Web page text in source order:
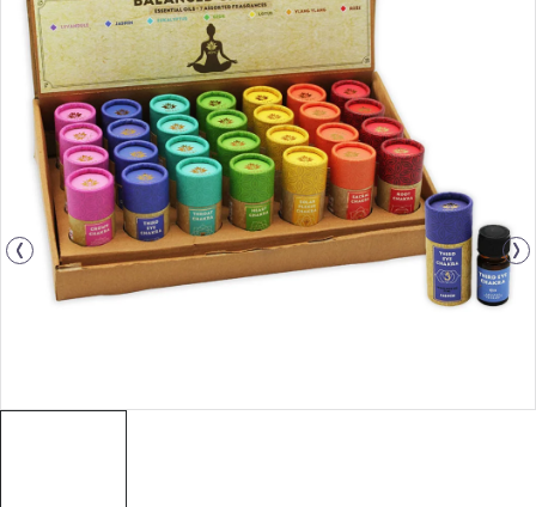
Hobbi és kert
Gyűjtemény
Egészség és szépség
Sport és szabadban
Gyermekeknek